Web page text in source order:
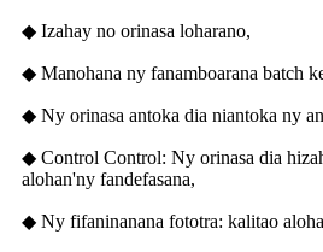
◆ Izahay no orinasa loharano,
◆ Manohana ny fanamboarana batch
◆ Ny orinasa antoka dia niantoka ny
◆ Control Control: Ny orinasa dia
alohan'ny fandefasana,
◆ Ny fifaninanana fototra: kalitao